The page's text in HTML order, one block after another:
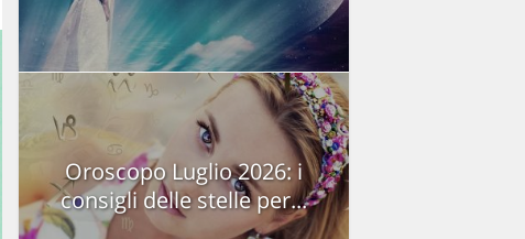
Oroscopo Luglio 2026: i
consigli delle stelle per...